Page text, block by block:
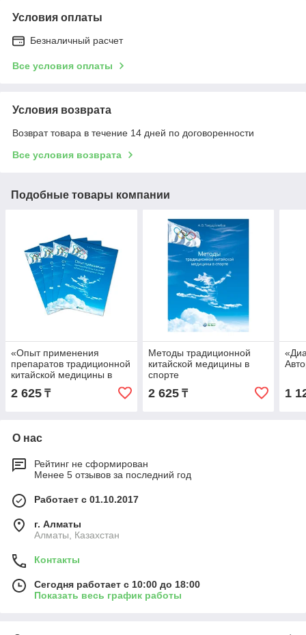
Условия оплаты
Безналичный расчет
Все условия оплаты
Условия возврата
Возврат товара в течение 14 дней по договоренности
Все условия возврата
Подобные товары компании
«Опыт применения
препаратов традиционной
китайской медицины в
спорте»
2 625 ₸
Методы традиционной
китайской медицины в
спорте
2 625₸ 1
О нас
Рейтинг не сформирован
Менее 5 отзывов за последний год
Работает с 01.10.2017
г. Алматы
Алматы, Казахстан
Контакты
Сегодня работает с 10:00 до 18:00
Показать весь график работы